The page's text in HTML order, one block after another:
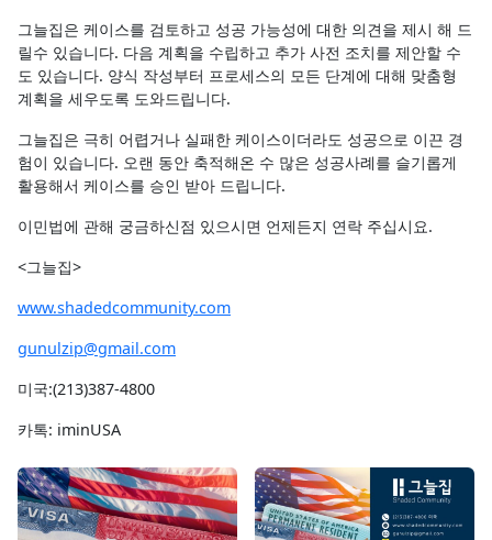
그늘집은 케이스를 검토하고 성공 가능성에 대한 의견을 제시 해 드
릴수 있습니다. 다음 계획을 수립하고 추가 사전 조치를 제안할 수
도 있습니다. 양식 작성부터 프로세스의 모든 단계에 대해 맞춤형
계획을 세우도록 도와드립니다.
그늘집은 극히 어렵거나 실패한 케이스이더라도 성공으로 이끈 경
험이 있습니다. 오랜 동안 축적해온 수 많은 성공사례를 슬기롭게
활용해서 케이스를 승인 받아 드립니다.
이민법에 관해 궁금하신점 있으시면 언제든지 연락 주십시요.
<그늘집>
www.shadedcommunity.com
gunulzip@gmail.com
미국:(213)387-4800
카톡: iminUSA